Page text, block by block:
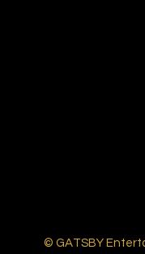
© GATSBY